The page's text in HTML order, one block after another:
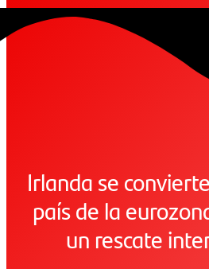
Irlanda se
país de la
un rescate